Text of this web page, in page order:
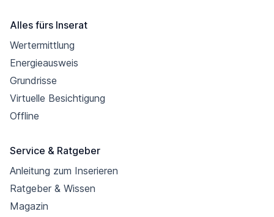
Alles fürs Inserat
Wertermittlung
Energieausweis
Grundrisse
Virtuelle Besichtigung
Offline
Service & Ratgeber
Anleitung zum Inserieren
Ratgeber & Wissen
Magazin